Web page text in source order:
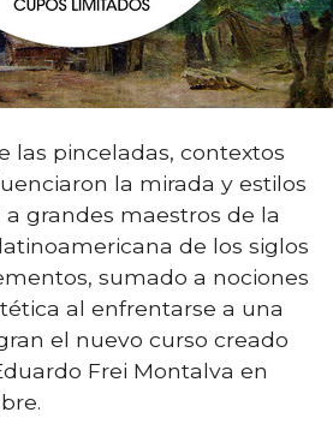
las pinceladas, contextos
la mirada y estilos
grandes maestros de la
de los siglos
sumado a nociones
al enfrentarse a una
el nuevo curso creado
Frei Montalva en